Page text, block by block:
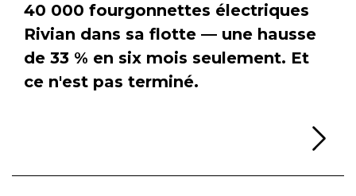
40 000 fourgonnettes électriques
Rivian dans sa flotte — une hausse
de 33 % en six mois seulement. Et
ce n'est pas terminé.